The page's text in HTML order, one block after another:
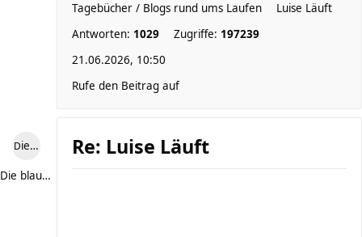
Tagebücher / Blogs rund ums Laufen
Luise Läuft
Antworten: 1029 Zugriffe: 197239
21.06.2026, 10:50
Rufe den Beitrag auf
Die blaue Luise
Die blaue Luise
Re: Luise Läuft